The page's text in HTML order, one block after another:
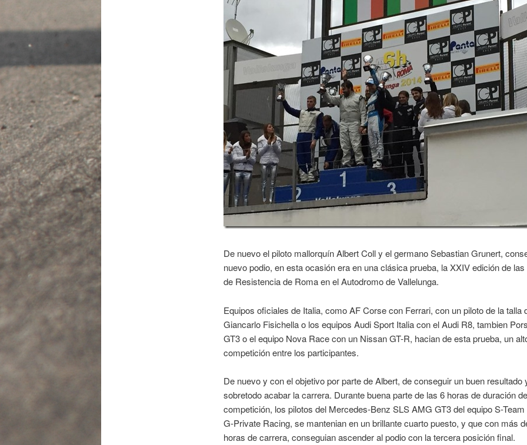
De nuevo el piloto mallorquín Albert Coll y el germano Sebastian Grunert,
nuevo podio, en esta ocasión era en una clásica prueba, la XXIV edición de
de Resistencia de Roma en el Autodromo de Vallelunga.
Equipos oficiales de Italia, como AF Corse con Ferrari, con un piloto de la talla
Giancarlo Fisichella o los equipos Audi Sport Italia con el Audi R8, tambien
GT3 o el equipo Nova Race con un Nissan GT-R, hacian de esta prueba, un
competición entre los participantes.
De nuevo y con el objetivo por parte de Albert, de conseguir un buen resultado
sobretodo acabar la carrera. Durante buena parte de las 6 horas de duración
competición, los pilotos del Mercedes-Benz SLS AMG GT3 del equipo S-
G-Private Racing, se mantenian en un brillante cuarto puesto, y que con más
horas de carrera, conseguian ascender al podio con la tercera posición final.